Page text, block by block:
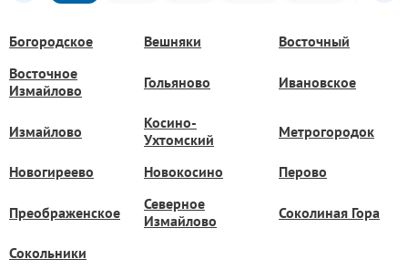
Богородское Вешняки
Восточный
Восточное
Измайлово
Гольяново Ивановское
Измайлово
Косино-
Ухтомский
Метрогородок
Новогиреево Новокосино Перово
Преображенское
Северное
Измайлово
Соколиная Гора
Сокольники